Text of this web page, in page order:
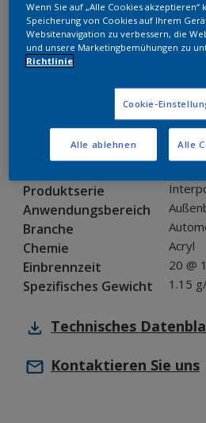
Produkteigenschaften
Produktcode
18 kg
Glänzend
Struktur Glatt
Produktserie
Anwendungsbereich
Branche
Chemie Acryl
Einbrennzeit 20 @
Spezifisches Gewicht 1.15
Technisches
Kontaktieren Sie uns
Wenn Sie auf „Alle Cookies
Speicherung von Cookies auf Ihrem
Websitenavigation zu verbessern, die
und unsere Marketingbemühungen zu
Richtlinie
Cookie-
Alle ablehnen Alle